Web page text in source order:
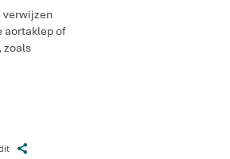
verwijzen
aortaklep of
zoals
Z